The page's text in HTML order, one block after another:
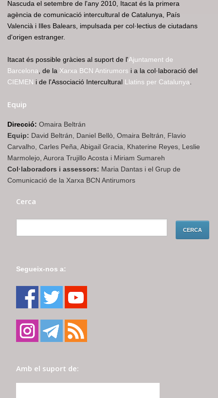
Nascuda el setembre de l'any 2010, Itacat és la primera
agència de comunicació intercultural de Catalunya, País
Valencià i Illes Balears, impulsada per col·lectius de ciutadans
d'origen estranger.
Itacat és possible gràcies al suport de l'Ajuntament de
Barcelona , de la Xarxa BCN Antirumors i a la col·laboració del
CIEMEN i de l'Associació Intercultural Llatins per Catalunya
Equip
Direcció: Omaira Beltrán
Equip: David Beltrán, Daniel Bellò, Omaira Beltrán, Flavio
Carvalho, Carles Peña, Abigail Gracia, Khaterine Reyes, Leslie
Marmolejo, Aurora Trujillo Acosta i Miriam Sumareh
Col·laboradors i assessors: Maria Dantas i el Grup de
Comunicació de la Xarxa BCN Antirumors
Cerca
Segueix-nos a:
Amb el suport de: